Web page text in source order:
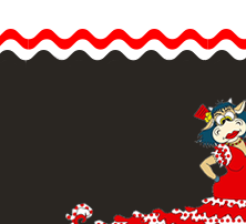
Ref. 42259
de la chaleur à
Vue rapide